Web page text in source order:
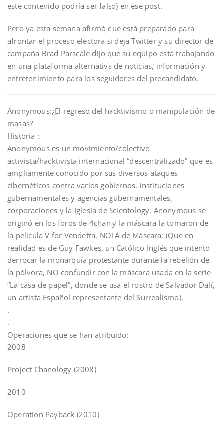
este contenido podría ser falso) en ese post.
Pero ya esta semana afirmó que está preparado para
afrontar el proceso electora si deja Twitter y su director de
campaña Brad Parscale dijo que su equipo está trabajando
en una plataforma alternativa de noticias, información y
entretenimiento para los seguidores del precandidato.
Anonymous:¿El regreso del hacktivismo o manipulación de
masas?
Historia :
Anonymous es un movimiento/colectivo
activista/hacktivista internacional “descentralizado” que es
ampliamente conocido por sus diversos ataques
cibernéticos contra varios gobiernos, instituciones
gubernamentales y agencias gubernamentales,
corporaciones y la Iglesia de Scientology. Anonymous se
originó en los foros de 4chan y la máscara la tomaron de
la película V for Vendetta. NOTA de Máscara: (Que en
realidad es de Guy Fawkes, un Católico Inglés que intentó
derrocar la monarquía protestante durante la rebelión de
la pólvora, NO confundir con la máscara usada en la serie
“La casa de papel”, donde se usa el rostro de Salvador Dalí,
un artista Español representante del Surrealismo).
.
.
Operaciones que se han atribuido:
2008
Project Chanology (2008)
2010
Operation Payback (2010)